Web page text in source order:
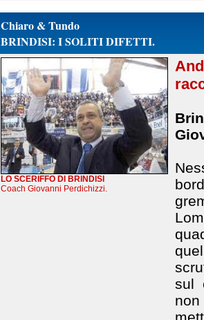
Chiaro & Tundo
BRINDISI: I SOLITI DIFETTI.
LO SCERIFFO DI BRINDISI
Coach Giovanni Perdichizzi.
sul